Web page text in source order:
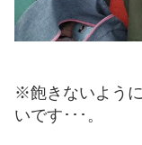
※飽きないよう
いです･･･。